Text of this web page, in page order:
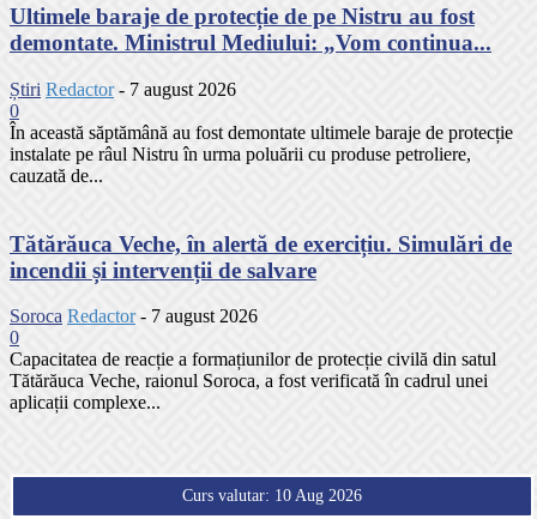
Ultimele baraje de protecție de pe Nistru au fost
demontate. Ministrul Mediului: „Vom continua...
Știri Redactor - 7 august 2026
0
În această săptămână au fost demontate ultimele baraje de protecție
instalate pe râul Nistru în urma poluării cu produse petroliere,
cauzată de...
Tătărăuca Veche, în alertă de exercițiu. Simulări de
incendii și intervenții de salvare
Soroca Redactor - 7 august 2026
0
Capacitatea de reacție a formațiunilor de protecție civilă din satul
Tătărăuca Veche, raionul Soroca, a fost verificată în cadrul unei
aplicații complexe...
Curs valutar: 10 Aug 2026